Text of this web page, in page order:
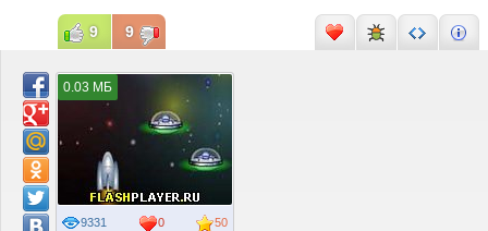
50
9331 0
0.03 МБ
9 9